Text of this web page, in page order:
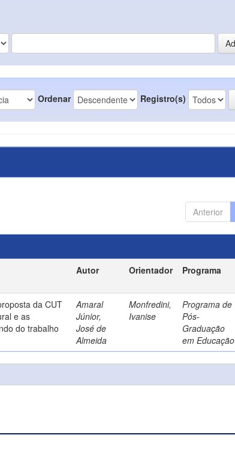
Ordenar Registro(s)
Anterior
Autor Orientador Programa
da CUT
e as
do trabalho
Amaral
Júnior,
José de
Almeida
Monfredini,
Ivanise
Programa de
Pós-
Graduação
em Educação